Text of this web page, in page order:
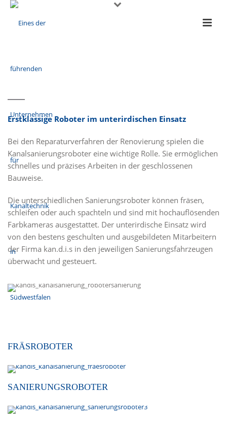
Erstklassige Roboter im unterirdischen Einsatz
Bei den Reparaturverfahren der Renovierung spielen die
Kanalsanierungsroboter eine wichtige Rolle. Sie ermöglichen
schnelles und präzises Arbeiten in der geschlossenen
Bauweise.
Die unterschiedlichen Sanierungsroboter können fräsen,
schleifen oder auch spachteln und sind mit hochauflösenden
Farbkameras ausgestattet. Der unterirdische Einsatz wird
von den bestens geschulten und ausgebildeten Mitarbeitern
der Firma kan.d.i.s in den jeweiligen Sanierungsfahrzeugen
überwacht und gesteuert.
FRÄSROBOTER
SANIERUNGSROBOTER